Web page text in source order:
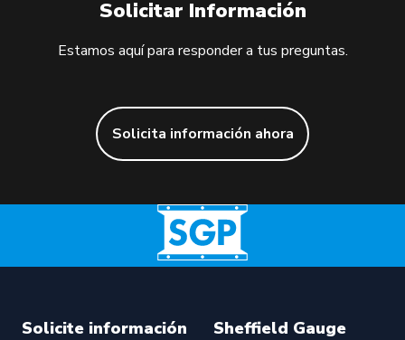
Solicitar Información
Estamos aquí para responder a tus preguntas.
Solicita información ahora
Solicite información
Sheffield Gauge